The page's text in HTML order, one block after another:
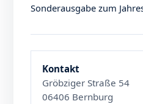
Sonderausgabe zum
Kontakt
Gröbziger Straße 54
06406 Bernburg